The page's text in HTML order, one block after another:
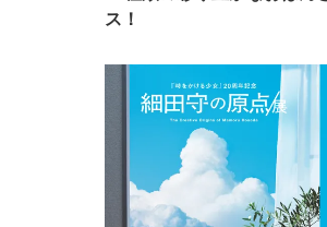
ス！